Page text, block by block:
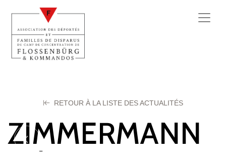
RETOUR À LA LISTE DES ACTUALITÉS
ZIMMERMANN